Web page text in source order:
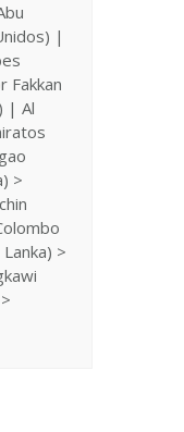
|
Fakkan
| Al
>
>